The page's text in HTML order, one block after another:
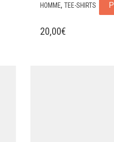
HOMME, TEE-SHIRTS
20,00€